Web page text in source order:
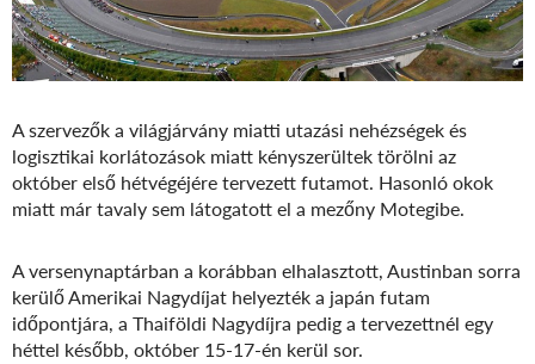
A szervezők a világjárvány miatti utazási nehézségek és
logisztikai korlátozások miatt kényszerültek törölni az
október első hétvégéjére tervezett futamot. Hasonló okok
miatt már tavaly sem látogatott el a mezőny Motegibe.
A versenynaptárban a korábban elhalasztott, Austinban sorra
kerülő Amerikai Nagydíjat helyezték a japán futam
időpontjára, a Thaiföldi Nagydíjra pedig a tervezettnél egy
héttel később, október 15-17-én kerül sor.